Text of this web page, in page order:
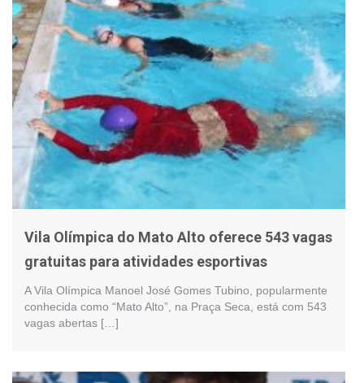
Vila Olímpica do Mato Alto oferece 543 vagas
gratuitas para atividades esportivas
A Vila Olímpica Manoel José Gomes Tubino, popularmente
conhecida como “Mato Alto”, na Praça Seca, está com 543
vagas abertas […]